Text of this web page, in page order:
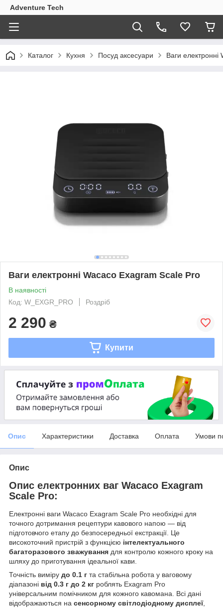
Adventure Tech
Каталог Кухня Посуд аксесуари Ваги
Ваги електронні Wacaco Exagram Scale Pro
В наявності
Код: W_EXGR_PRO
Роздріб
2 290 ₴
Купити
Опис Характеристики Доставка Оплата Умови
Опис
Опис електронних ваг Wacaco Exagram
Scale Pro:
Електронні ваги Wacaco Exagram Scale Pro необхідні для
точного дотримання рецептури кавового напою — від
підготовчого етапу до безпосередньої екстракції. Це
високоточний пристрій з функцією інтелектуального
багаторазового зважування для контролю кожного кроку на
шляху до приготування ідеальної кави.
Точність виміру до 0.1 г та стабільна робота у ваговому
діапазоні від 0.3 г до 2 кг роблять Exagram Pro
універсальним помічником для кожного кавомана. Всі дані
відображаються на сенсорному світлодіодному дисплеї,